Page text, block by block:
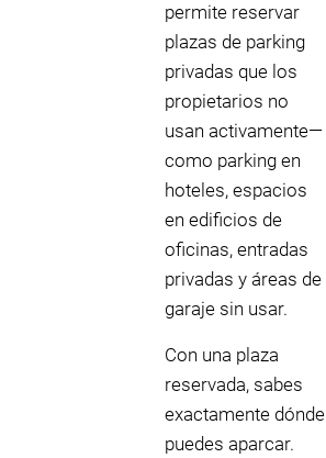
permite reservar
plazas de parking
privadas que los
propietarios no
usan activamente—
como parking en
hoteles, espacios
en edificios de
oficinas, entradas
privadas y áreas de
garaje sin usar.
Con una plaza
reservada, sabes
exactamente dónde
puedes aparcar.